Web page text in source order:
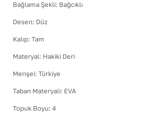
Bağlama Şekli: Bağcıklı
Desen: Düz
Kalıp: Tam
Materyal: Hakiki Deri
Menşei: Türkiye
Taban Materyali: EVA
Topuk Boyu: 4